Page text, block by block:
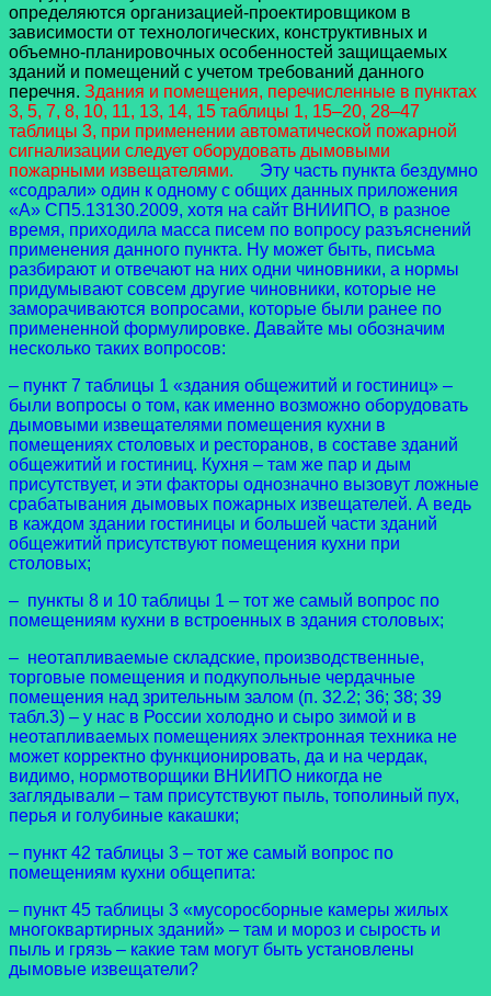
определяются организацией-проектировщиком в
зависимости от технологических, конструктивных и
объемно-планировочных особенностей защищаемых
зданий и помещений с учетом требований данного
перечня. Здания и помещения, перечисленные в пунктах
3, 5, 7, 8, 10, 11, 13, 14, 15 таблицы 1, 15–20, 28–47
таблицы 3, при применении автоматической пожарной
сигнализации следует оборудовать дымовыми
пожарными извещателями.
Эту часть пункта бездумно
«содрали» один к одному с общих данных приложения
«А» СП5.13130.2009, хотя на сайт ВНИИПО, в разное
время, приходила масса писем по вопросу разъяснений
применения данного пункта. Ну может быть, письма
разбирают и отвечают на них одни чиновники, а нормы
придумывают совсем другие чиновники, которые не
заморачиваются вопросами, которые были ранее по
примененной формулировке. Давайте мы обозначим
несколько таких вопросов:
– пункт 7 таблицы 1 «здания общежитий и гостиниц» –
были вопросы о том, как именно возможно оборудовать
дымовыми извещателями помещения кухни в
помещениях столовых и ресторанов, в составе зданий
общежитий и гостиниц. Кухня – там же пар и дым
присутствует, и эти факторы однозначно вызовут ложные
срабатывания дымовых пожарных извещателей. А ведь
в каждом здании гостиницы и большей части зданий
общежитий присутствуют помещения кухни при
столовых;
– пункты 8 и 10 таблицы 1 – тот же самый вопрос по
помещениям кухни в встроенных в здания столовых;
– неотапливаемые складские, производственные,
торговые помещения и подкупольные чердачные
помещения над зрительным залом (п. 32.2; 36; 38; 39
табл.3) – у нас в России холодно и сыро зимой и в
неотапливаемых помещениях электронная техника не
может корректно функционировать, да и на чердак,
видимо, нормотворщики ВНИИПО никогда не
заглядывали – там присутствуют пыль, тополиный пух,
перья и голубиные какашки;
– пункт 42 таблицы 3 – тот же самый вопрос по
помещениям кухни общепита:
– пункт 45 таблицы 3 «мусоросборные камеры жилых
многоквартирных зданий» – там и мороз и сырость и
пыль и грязь – какие там могут быть установлены
дымовые извещатели?